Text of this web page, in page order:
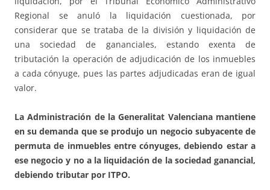
Regional se anuló la liquidación cuestionada, por
considerar que se trataba de la división y liquidación de
una sociedad de gananciales, estando exenta de
tributación la operación de adjudicación de los inmuebles
a cada cónyuge, pues las partes adjudicadas eran de igual
valor.
La Administración de la Generalitat Valenciana mantiene
en su demanda que se produjo un negocio subyacente de
permuta de inmuebles entre cónyuges, debiendo estar a
ese negocio y no a la liquidación de la sociedad ganancial,
debiendo tributar por ITPO.